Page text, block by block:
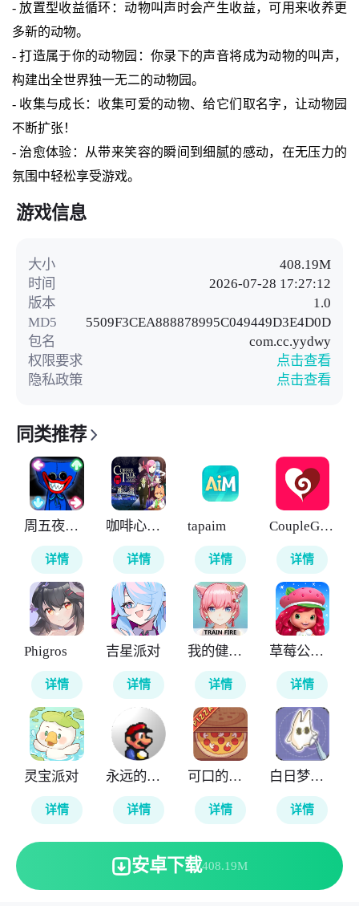
- 放置型收益循环：动物叫声时会产生收益，可用来收养更
多新的动物。
- 打造属于你的动物园：你录下的声音将成为动物的叫声，
构建出全世界独一无二的动物园。
- 收集与成长：收集可爱的动物、给它们取名字，让动物园
不断扩张！
- 治愈体验：从带来笑容的瞬间到细腻的感动，在无压力的
氛围中轻松享受游戏。
游戏信息
大小
408.19M
时间
2026-07-28 17:27:12
版本
1.0
MD5
5509F3CEA888878995C049449D3E4D0D
包名
com.cc.yydwy
权限要求
点击查看
隐私政策
点击查看
同类推荐
周五夜放克大蓝猫模组
详情
咖啡心语东京
详情
tapaim
详情
CoupleGame
详情
Phigros
详情
吉星派对
详情
我的健身教练2
详情
草莓公主甜心跑酷
详情
灵宝派对
详情
永远的马里奥
详情
可口的披萨美味的披萨
详情
白日梦想屋
详情
安卓下载408.19M